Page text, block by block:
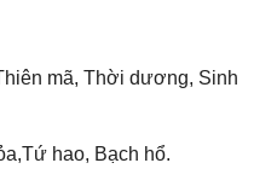
mã, Thời dương, Sinh
hao, Bạch hổ.